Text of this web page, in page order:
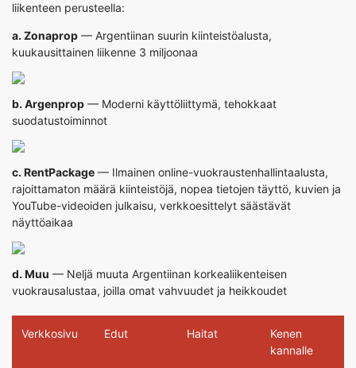
liikenteen perusteella:
a. Zonaprop — Argentiinan suurin kiinteistöalusta,
kuukausittainen liikenne 3 miljoonaa
b. Argenprop — Moderni käyttöliittymä, tehokkaat
suodatustoiminnot
c. RentPackage — Ilmainen online-vuokraustenhallintaalusta,
rajoittamaton määrä kiinteistöjä, nopea tietojen täyttö, kuvien ja
YouTube-videoiden julkaisu, verkkoesittelyt säästävät
näyttöaikaa
d. Muu — Neljä muuta Argentiinan korkealiikenteisen
vuokrausalustaa, joilla omat vahvuudet ja heikkoudet
Verkkosivu Edut Haitat
Kenen
kannalle